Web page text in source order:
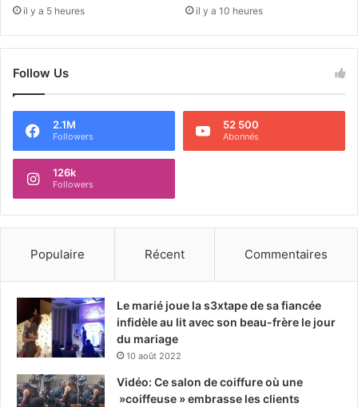
il y a 5 heures il y a 10 heures
Follow Us
2.1M
Followers
52 500
Abonnés
126k
Followers
Populaire Récent Commentaires
Le marié joue la s3xtape de sa fiancée
infidèle au lit avec son beau-frère le jour
du mariage
10 août 2022
Vidéo: Ce salon de coiffure où une
»coiffeuse » embrasse les clients